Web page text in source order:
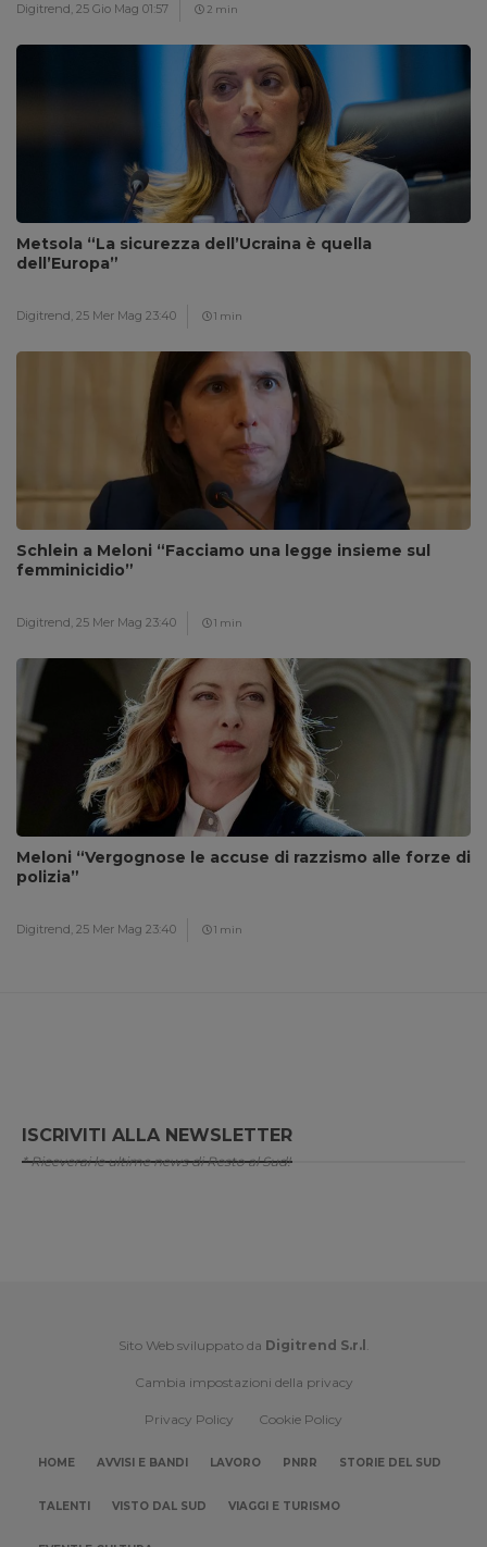
Digitrend, 25 Gio Mag 01:57 2 min
Metsola “La sicurezza dell’Ucraina è quella
dell’Europa”
Digitrend, 25 Mer Mag 23:40 1 min
Schlein a Meloni “Facciamo una legge insieme sul
femminicidio”
Digitrend, 25 Mer Mag 23:40 1 min
Meloni “Vergognose le accuse di razzismo alle forze di
polizia”
Digitrend, 25 Mer Mag 23:40 1 min
ISCRIVITI ALLA NEWSLETTER
* Riceverai le ultime news di Resto al Sud!
Sito Web sviluppato da Digitrend S.r.l .
Cambia impostazioni della privacy
Privacy Policy Cookie Policy
HOME AVVISI E BANDI LAVORO PNRR STORIE DEL SUD
TALENTI VISTO DAL SUD VIAGGI E TURISMO